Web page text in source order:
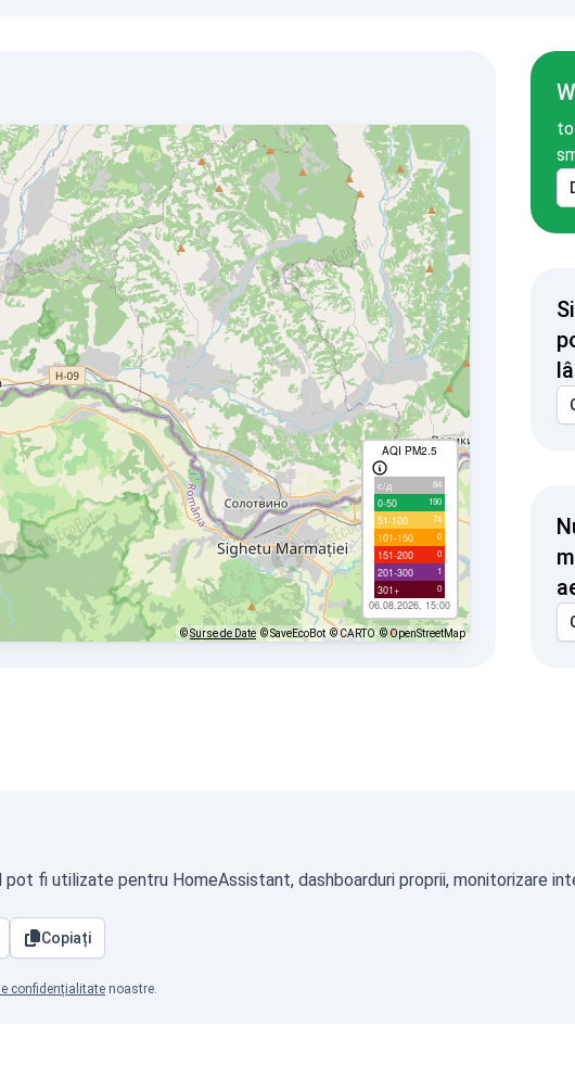
AQI PM2.5
с/д 84
0-50 190
51-100 74
101-150 0
151-200 0
201-300 1
301+ 0
06.08.2026, 15:00
©Surse de Date © SaveEcoBot © CARTO © OpenStreetMap
fi utilizate pentru HomeAssistant, dashboarduri proprii, monitorizare
Copiați
confidențialitate noastre.